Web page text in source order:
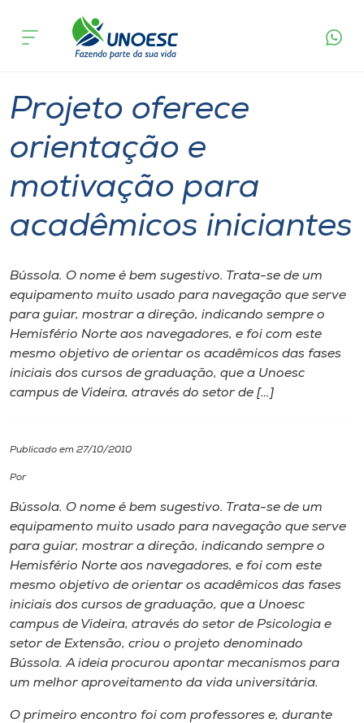
Cursos
Pesquisa
Atendimento ao Estudante
Portal de Ensino
A
Unoesc
Internacionalização
I.nova
Diplomados
CPA
Biblioteca
Editora
Rádio
acontece
Projeto oferece
orientação e
motivação para
acadêmicos iniciantes
Bússola. O nome é bem sugestivo. Trata-se de um
equipamento muito usado para navegação que serve
para guiar, mostrar a direção, indicando sempre o
Hemisfério Norte aos navegadores, e foi com este
mesmo objetivo de orientar os acadêmicos das fases
iniciais dos cursos de graduação, que a Unoesc
campus de Videira, através do setor de […]
Publicado em 27/10/2010
Por
Bússola. O nome é bem sugestivo. Trata-se de um
equipamento muito usado para navegação que serve
para guiar, mostrar a direção, indicando sempre o
Hemisfério Norte aos navegadores, e foi com este
mesmo objetivo de orientar os acadêmicos das fases
iniciais dos cursos de graduação, que a Unoesc
campus de Videira, através do setor de Psicologia e
setor de Extensão, criou o projeto denominado
Bússola. A ideia procurou apontar mecanismos para
um melhor aproveitamento da vida universitária.
O primeiro encontro foi com professores e, durante